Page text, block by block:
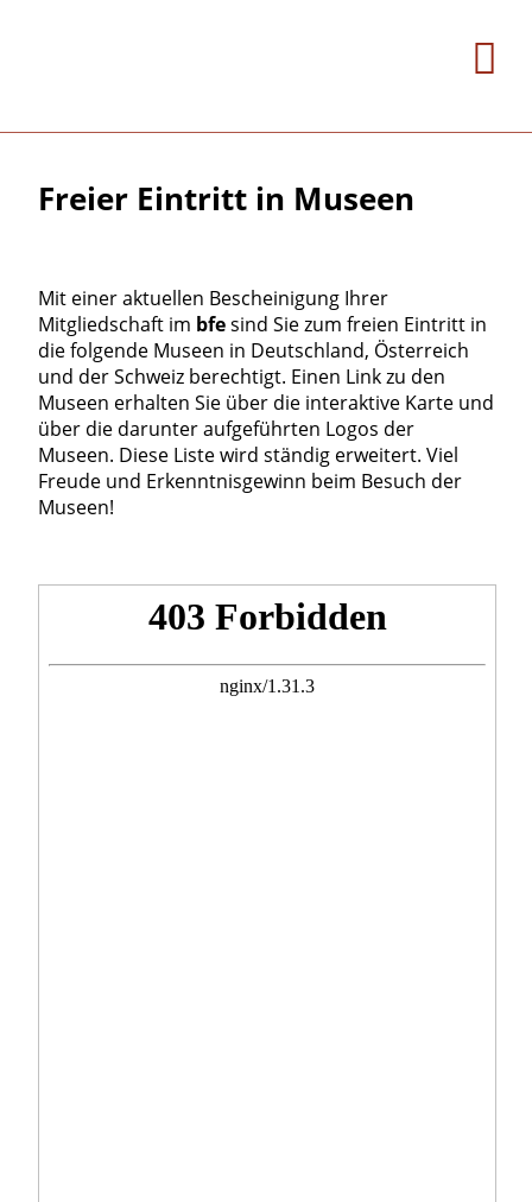
Freier Eintritt in Museen
Mit einer aktuellen Bescheinigung Ihrer
Mitgliedschaft im bfesind Sie zum freien Eintritt in
die folgende Museen in Deutschland, Österreich
und der Schweiz berechtigt. Einen Link zu den
Museen erhalten Sie über die interaktive Karte und
über die darunter aufgeführten Logos der
Museen. Diese Liste wird ständig erweitert. Viel
Freude und Erkenntnisgewinn beim Besuch der
Museen!